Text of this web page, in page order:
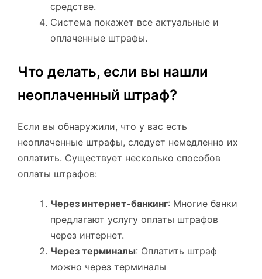
средстве.
Система покажет все актуальные и
оплаченные штрафы.
Что делать, если вы нашли
неоплаченный штраф?
Если вы обнаружили, что у вас есть
неоплаченные штрафы, следует немедленно их
оплатить. Существует несколько способов
оплаты штрафов:
Через интернет-банкинг: Многие банки
предлагают услугу оплаты штрафов
через интернет.
Через терминалы: Оплатить штраф
можно через терминалы